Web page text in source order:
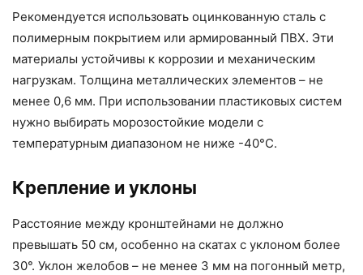
Рекомендуется использовать оцинкованную сталь с
полимерным покрытием или армированный ПВХ. Эти
материалы устойчивы к коррозии и механическим
нагрузкам. Толщина металлических элементов – не
менее 0,6 мм. При использовании пластиковых систем
нужно выбирать морозостойкие модели с
температурным диапазоном не ниже -40°C.
Крепление и уклоны
Расстояние между кронштейнами не должно
превышать 50 см, особенно на скатах с уклоном более
30°. Уклон желобов – не менее 3 мм на погонный метр,